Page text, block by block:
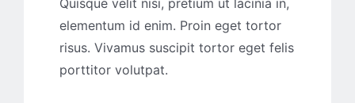
elementum id enim. Proin eget tortor
risus. Vivamus suscipit tortor eget felis
porttitor volutpat.